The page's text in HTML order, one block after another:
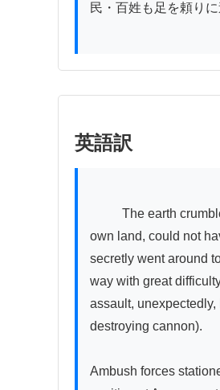
民・百姓も足を頼り
英語訳
own land, could not
secretly went around
way with great
assault,
destroying cannon).
Ambush forces